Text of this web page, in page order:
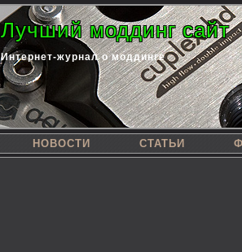
Лучший моддинг сайт
Интернет-журнал о моддинге
НОВОСТИ СТАТЬИ